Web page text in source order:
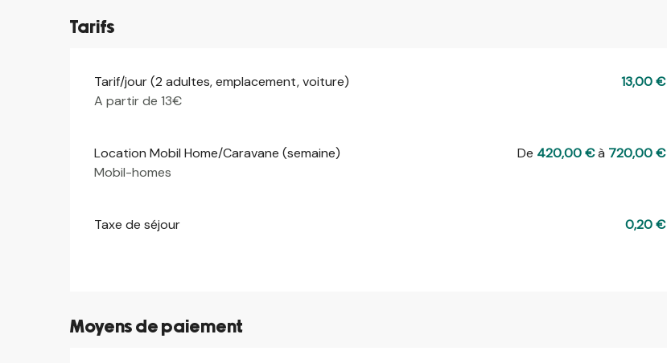
Tarifs
Tarifs 2026
Tarif/jour (2 adultes, emplacement, voiture)
A partir de 13€
13,00 €
Location Mobil Home/Caravane (semaine)
Mobil-homes
De 420,00 €à 720,00 €
Taxe de séjour 0,20 €
Moyens de paiement